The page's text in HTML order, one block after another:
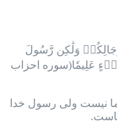
وَلَٰكِن رَّسُولَ
عَلِيمٗا(سوره احزاب
نیست ولی رسول خدا